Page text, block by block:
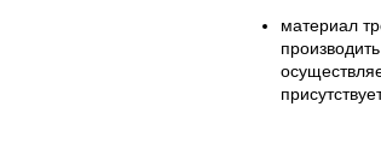
материал